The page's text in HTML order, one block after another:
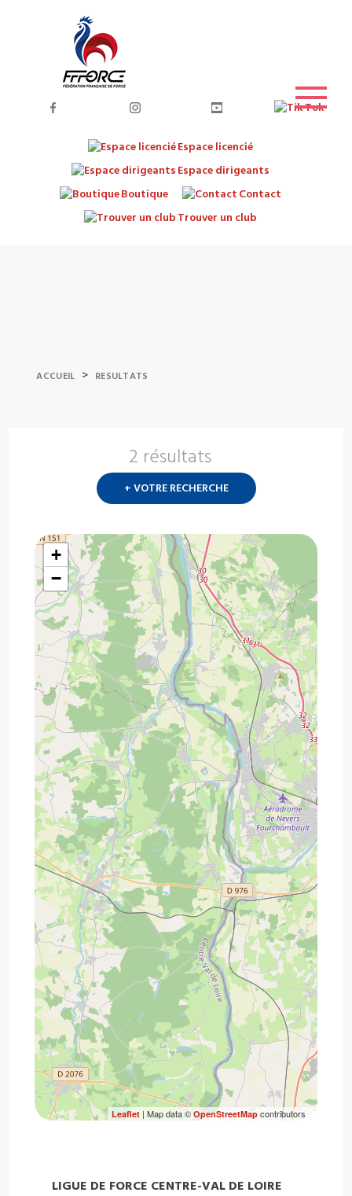
Espace licencié
Espace dirigeants
Boutique
Contact
Trouver un club
ACCUEIL > RESULTATS
2 résultats
+ VOTRE RECHERCHE
+
−
Leaflet| Map data © OpenStreetMapcontributors
LIGUE DE FORCE CENTRE-VAL DE LOIRE